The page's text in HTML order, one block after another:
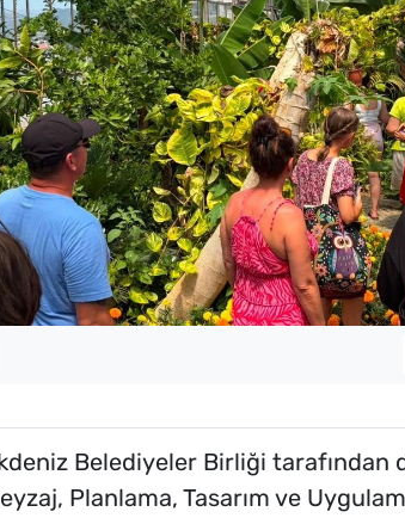
Belediyeler Birliği tarafından
Planlama, Tasarım ve